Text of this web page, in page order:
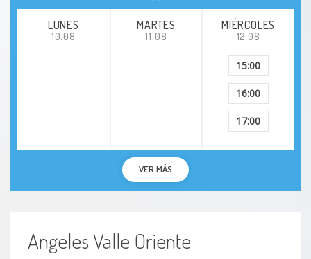
LUNES
10.08
MARTES
11.08
MIÉRCOLES
12.08
15:00
16:00
17:00
VER MÁS
Angeles Valle Oriente